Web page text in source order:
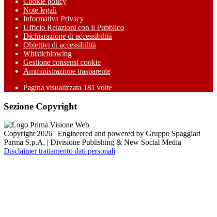
Note legali
Informativa Privacy
Ufficio Relazioni con il Pubblico
Dichiarazione di accessibilità
Obiettivi di accessibilità
Whistleblowing
Gestione consensi cookie
Amministrazione trasparente
Pagina visualizzata 181 volte
Sezione Copyright
Copyright 2026 | Engineered and powered by Gruppo Spaggiari
Parma S.p.A. | Divisione Publishing & New Social Media
Disclaimer trattamento dati personali